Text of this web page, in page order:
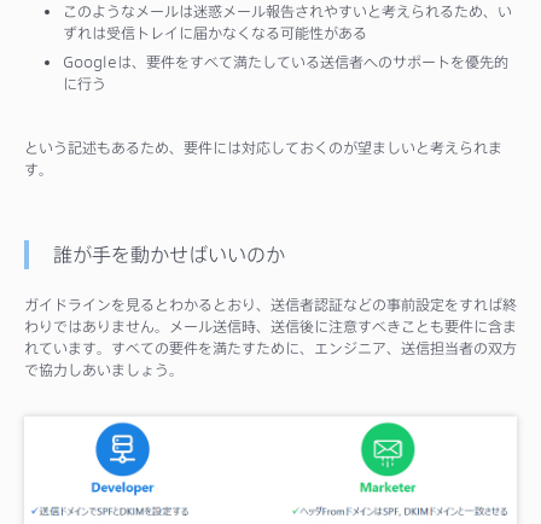
このようなメールは迷惑メール報告されやすいと考えられるため、い
ずれは受信トレイに届かなくなる可能性がある
Googleは、要件をすべて満たしている送信者へのサポートを優先的
に行う
という記述もあるため、要件には対応しておくのが望ましいと考えられま
す。
誰が手を動かせばいいのか
ガイドラインを見るとわかるとおり、送信者認証などの事前設定をすれば終
わりではありません。メール送信時、送信後に注意すべきことも要件に含ま
れています。すべての要件を満たすために、エンジニア、送信担当者の双方
で協力しあいましょう。